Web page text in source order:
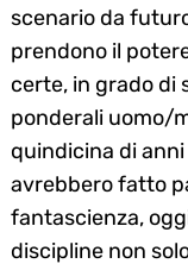
scenario da
prendono il
certe, in grado di
ponderali uomo/
quindicina di
avrebbero fatto
fantascienza,
discipline non